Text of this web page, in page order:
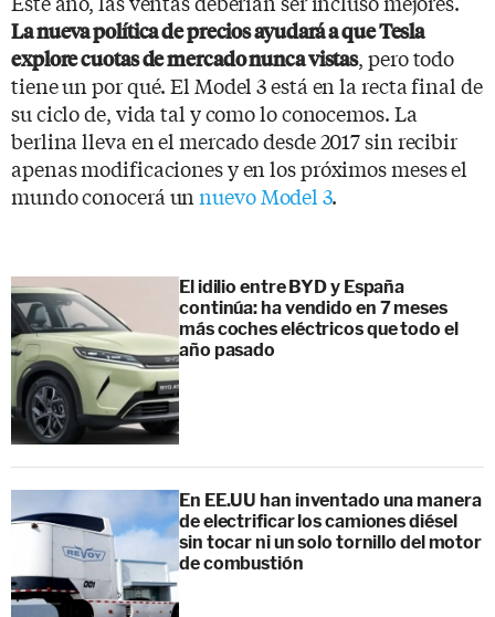
La nueva política de precios ayudará a que Tesla
explore cuotas de mercado nunca vistas, pero todo
tiene un por qué. El Model 3 está en la recta final de
su ciclo de, vida tal y como lo conocemos. La
berlina lleva en el mercado desde 2017 sin recibir
apenas modificaciones y en los próximos meses el
mundo conocerá unnuevo Model 3.
El idilio entre BYD y España
continúa: ha vendido en 7 meses
más coches eléctricos que todo el
año pasado
En EE.UU han inventado una manera
de electrificar los camiones diésel
sin tocar ni un solo tornillo del motor
de combustión